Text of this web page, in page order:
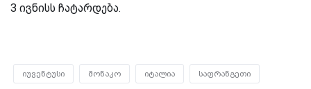
3 ივნისს ჩატარდება.
იუვენტუსი მონაკო იტალია საფრანგეთი